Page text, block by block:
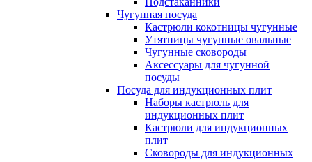
Чугунная посуда
Кастрюли кокотницы чугунные
Утятницы чугунные овальные
Чугунные сковороды
Аксессуары для чугунной
посуды
Посуда для индукционных плит
Наборы кастрюль для
индукционных плит
Кастрюли для индукционных
плит
Сковороды для индукционных